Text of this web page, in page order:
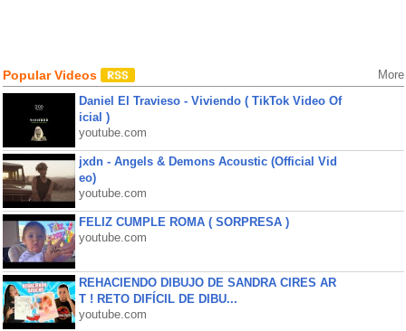
Popular Videos More
Daniel El Travieso - Viviendo ( TikTok Video Of
icial )
youtube.com
jxdn - Angels & Demons Acoustic (Official Vid
eo)
youtube.com
FELIZ CUMPLE ROMA ( SORPRESA )
youtube.com
REHACIENDO DIBUJO DE SANDRA CIRES AR
T ! RETO DIFÍCIL DE DIBU...
youtube.com